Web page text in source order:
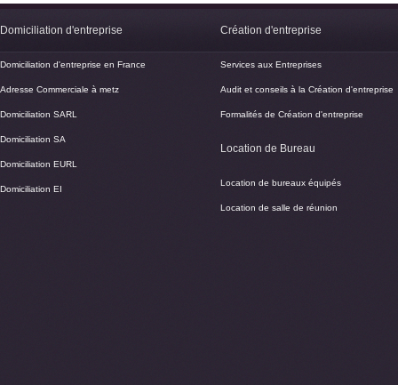
Domiciliation d'entreprise
Domiciliation d'entreprise en France
Adresse Commerciale à metz
Domiciliation SARL
Domiciliation SA
Domiciliation EURL
Domiciliation EI
Création d'entreprise
Services aux Entreprises
Audit et conseils à la Création d'entreprise
Formalités de Création d'entreprise
Location de Bureau
Location de bureaux équipés
Location de salle de réunion